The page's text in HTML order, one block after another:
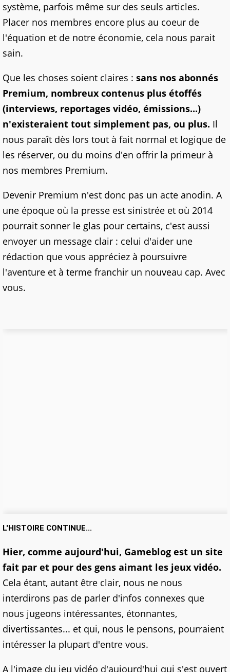
système, parfois même sur des seuls articles.
Placer nos membres encore plus au coeur de
l'équation et de notre économie, cela nous parait
sain.
Que les choses soient claires : sans nos abonnés
Premium, nombreux contenus plus étoffés
(interviews, reportages vidéo, émissions...)
n'existeraient tout simplement pas, ou plus. Il
nous paraît dès lors tout à fait normal et logique de
les réserver, ou du moins d'en offrir la primeur à
nos membres Premium.
Devenir Premium n'est donc pas un acte anodin. A
une époque où la presse est sinistrée et où 2014
pourrait sonner le glas pour certains, c'est aussi
envoyer un message clair : celui d'aider une
rédaction que vous appréciez à poursuivre
l'aventure et à terme franchir un nouveau cap. Avec
vous.
L'HISTOIRE CONTINUE...
Hier, comme aujourd'hui, Gameblog est un site
fait par et pour des gens aimant les jeux vidéo.
Cela étant, autant être clair, nous ne nous
interdirons pas de parler d'infos connexes que
nous jugeons intéressantes, étonnantes,
divertissantes... et qui, nous le pensons, pourraient
intéresser la plupart d'entre vous.
A l'image du jeu vidéo d'aujourd'hui qui s'est ouvert